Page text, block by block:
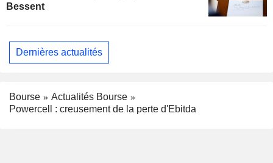
Bessent
Dernières actualités
Bourse
Actualités Bourse
Powercell : creusement de la perte d'Ebitda